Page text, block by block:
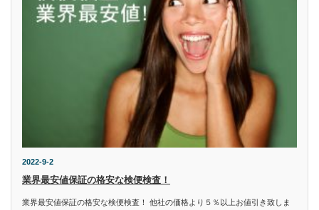
2022-9-2
業界最安値保証の格安な検便検査！
業界最安値保証の格安な検便検査！ 他社の価格より５％以上お値引き致しま